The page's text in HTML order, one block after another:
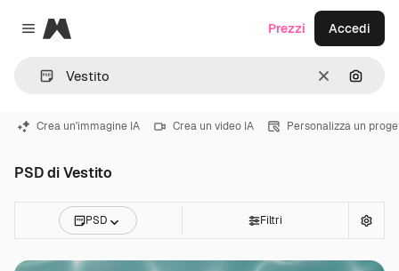
Close menu
Magnific
CancellaCerca
Prezzi Accedi
Crea un'immagine IA Crea un video IA Personalizza un
PSD di Vestito
PSD Filtri